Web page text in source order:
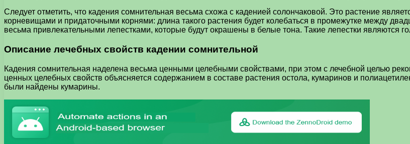
Следует отметить, что кадения сомнительная весьма схожа с каденией солончаковой. Это растение
корневищами и придаточными корнями: длина такого растения будет колебаться в промежутке между
весьма привлекательными лепестками, которые будут окрашены в белые тона. Такие лепестки являются
Описание лечебных свойств кадении сомнительной
Кадения сомнительная наделена весьма ценными целебными свойствами, при этом с лечебной целью
ценных целебных свойств объясняется содержанием в составе растения остола, кумаринов и
были найдены кумарины.